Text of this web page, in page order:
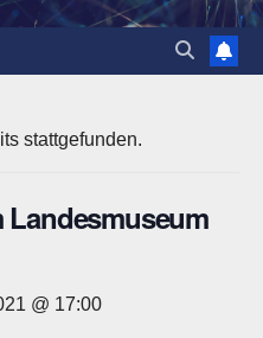
stattgefunden.
@ 17:00